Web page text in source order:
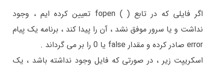
اگر فایلی که در تابع ( ) fopen تعیین کرده ایم ، وجود
نداشت و یا سرور موفق نشد ، آن را پیدا کند ، برنامه یک پیام
error صادر کرده و مقدار false یا 0 را بر می گرداند .
اسکریپت زیر ، در صورتی که فایل وجود نداشته باشد ، یک